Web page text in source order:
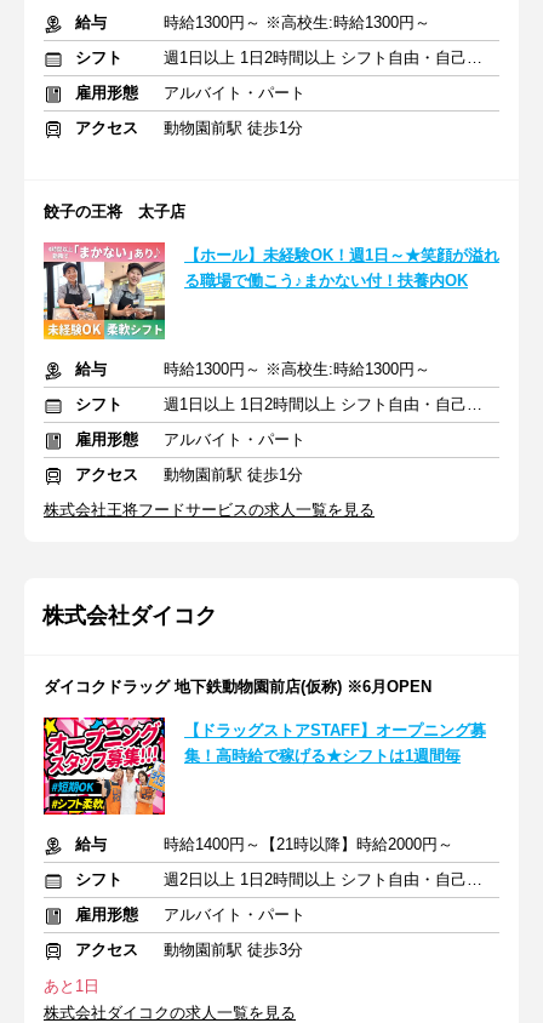
給与
時給1300円～ ※高校生:時給1300円～
シフト
週1日以上 1日2時間以上 シフト自由・自己申告
雇用形態
アルバイト・パート
アクセス
動物園前駅 徒歩1分
餃子の王将 太子店
【ホール】未経験OK！週1日～★笑顔が溢れ
る職場で働こう♪まかない付！扶養内OK
給与
時給1300円～ ※高校生:時給1300円～
シフト
週1日以上 1日2時間以上 シフト自由・自己申告
雇用形態
アルバイト・パート
アクセス
動物園前駅 徒歩1分
株式会社王将フードサービスの求人一覧を見る
株式会社ダイコク
ダイコクドラッグ 地下鉄動物園前店(仮称) ※6月OPEN
【ドラッグストアSTAFF】オープニング募
集！高時給で稼げる★シフトは1週間毎
給与
時給1400円～【21時以降】時給2000円～
シフト
週2日以上 1日2時間以上 シフト自由・自己申告
雇用形態
アルバイト・パート
アクセス
動物園前駅 徒歩3分
あと1日
株式会社ダイコクの求人一覧を見る